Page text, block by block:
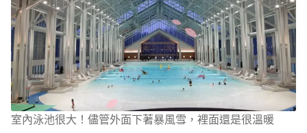
室內泳池很大！儘管外面下著暴風雪，裡面還是很溫暖